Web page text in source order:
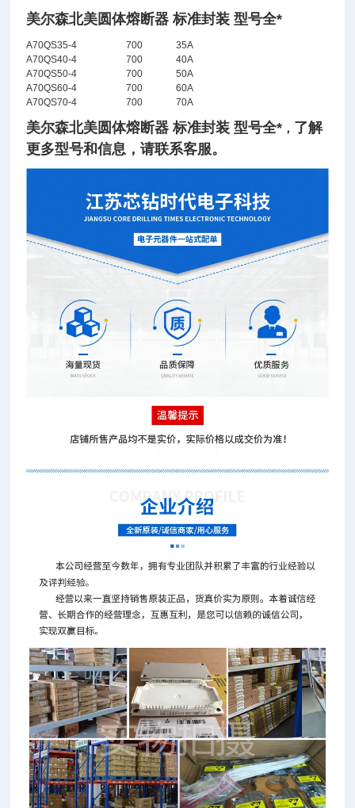
美尔森北美圆体熔断器 标准封装 型号全*
A70QS35-4 700
35A
A70QS40-4
700
40A
A70QS50-4
700
50A
A70QS60-4
700
60A
A70QS70-4
700 70A
美尔森北美圆体熔断器 标准封装 型号全* ， 了解
更多型号和信息，请联系客服。